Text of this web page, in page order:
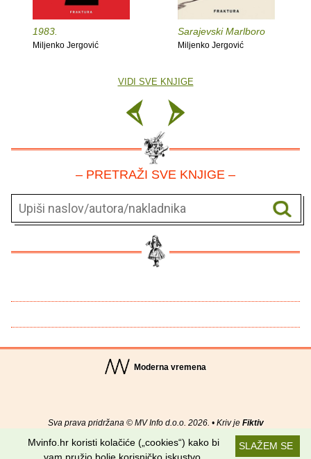
1983.
Miljenko Jergović
Sarajevski Marlboro
Miljenko Jergović
VIDI SVE KNJIGE
– PRETRAŽI SVE KNJIGE –
Moderna vremena
Sva prava pridržana © MV Info d.o.o. 2026. • Kriv je Fiktiv
O nama• Pomoć•Uvjeti korištenja•RSS kanaliSLAŽEM SE
Mvinfo.hr koristi kolačiće („cookies“) kako bi